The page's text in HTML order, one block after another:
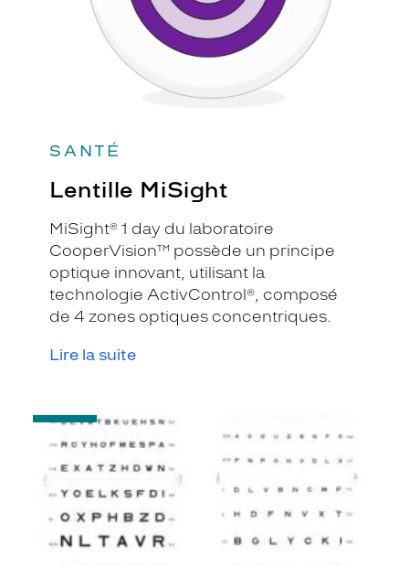
SANTÉ
Lentille MiSight
MiSight® 1 day du laboratoire
CooperVision™ possède un principe
optique innovant, utilisant la
technologie ActivControl®, composé
de 4 zones optiques concentriques.
Lire la suite
-
Test
vue
pour
myopie